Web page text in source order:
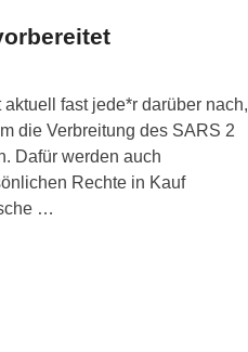
fast jede*r darüber nach,
die Verbreitung des SARS 2
Dafür werden auch
Rechte in Kauf
…